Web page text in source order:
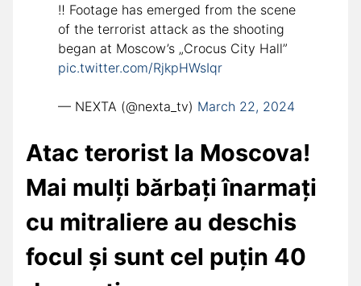
‼️ Footage has emerged from the scene
of the terrorist attack as the shooting
began at Moscow’s „Crocus City Hall”
pic.twitter.com/RjkpHWsIqr
— NEXTA (@nexta_tv) March 22, 2024
Atac terorist la Moscova!
Mai mulți bărbați înarmați
cu mitraliere au deschis
focul și sunt cel puțin 40